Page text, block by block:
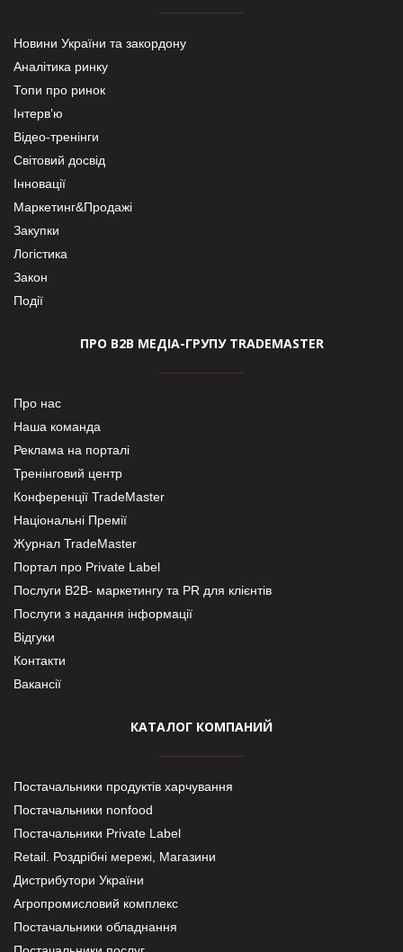
Новини України та закордону
Аналітика ринку
Топи про ринок
Інтерв’ю
Відео-тренінги
Світовий досвід
Інновації
Маркетинг&Продажі
Закупки
Логістика
Закон
Події
ПРО В2В МЕДІА-ГРУПУ TRADEMASTER
Про нас
Наша команда
Реклама на порталі
Тренінговий центр
Конференції TradeMaster
Національні Премії
Журнал TradeMaster
Портал про Private Label
Послуги В2В- маркетингу та PR для клієнтів
Послуги з надання інформації
Відгуки
Контакти
Вакансії
КАТАЛОГ КОМПАНИЙ
Постачальники продуктів харчування
Постачальники nonfood
Постачальники Private Label
Retail. Роздрібні мережі, Магазини
Дистрибутори України
Агропромисловий комплекс
Постачальники обладнання